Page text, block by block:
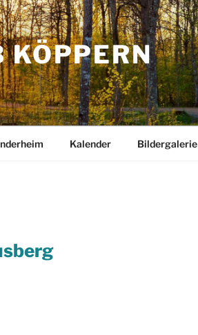
KÖPPERN
Kalender Bildergalerie